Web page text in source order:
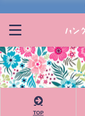
TOP